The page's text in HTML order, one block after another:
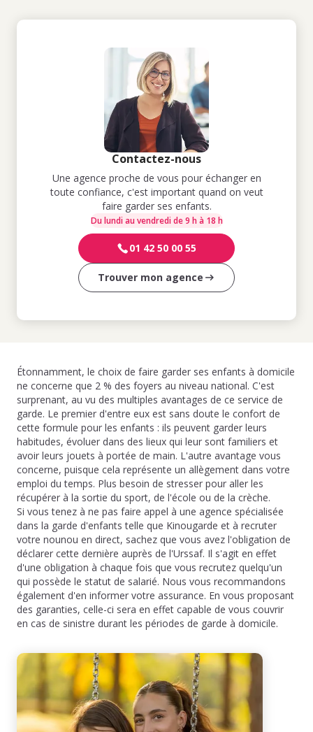
Contactez-nous
Une agence proche de vous pour échanger en
toute confiance, c'est important quand on veut
faire garder ses enfants.
Du lundi au vendredi de 9 h à 18 h
01 42 50 00 55
Trouver mon agence
Étonnamment, le choix de faire garder ses enfants à domicile
ne concerne que 2 % des foyers au niveau national. C'est
surprenant, au vu des multiples avantages de ce service de
garde. Le premier d'entre eux est sans doute le confort de
cette formule pour les enfants : ils peuvent garder leurs
habitudes, évoluer dans des lieux qui leur sont familiers et
avoir leurs jouets à portée de main. L'autre avantage vous
concerne, puisque cela représente un allègement dans votre
emploi du temps. Plus besoin de stresser pour aller les
récupérer à la sortie du sport, de l'école ou de la crèche.
Si vous tenez à ne pas faire appel à une agence spécialisée
dans la garde d'enfants telle que Kinougarde et à recruter
votre nounou en direct, sachez que vous avez l'obligation de
déclarer cette dernière auprès de l'Urssaf. Il s'agit en effet
d'une obligation à chaque fois que vous recrutez quelqu'un
qui possède le statut de salarié. Nous vous recommandons
également d'en informer votre assurance. En vous proposant
des garanties, celle-ci sera en effet capable de vous couvrir
en cas de sinistre durant les périodes de garde à domicile.